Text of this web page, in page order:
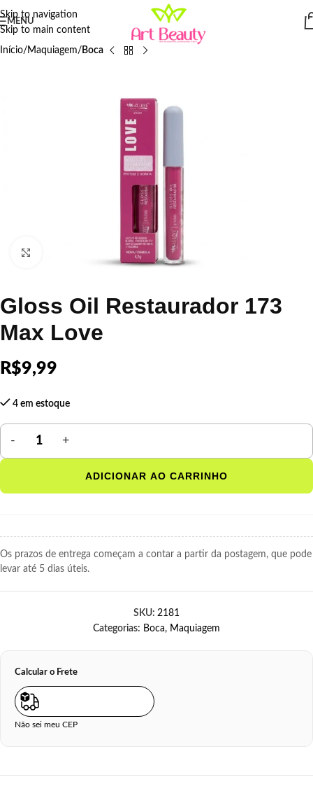
Skip to navigation
Skip to main content
MENU
Início Maquiagem Boca
Gloss Oil Restaurador 173
Max Love
R$9,99
4 em estoque
ADICIONAR AO CARRINHO
Os prazos de entrega começam a contar a partir da postagem, que pode
levar até 5 dias úteis.
SKU: 2181
Categorias: Boca, Maquiagem
Calcular o Frete
Não sei meu CEP